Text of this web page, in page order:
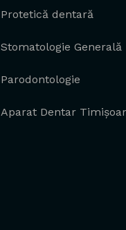
Protetică dentară
Stomatologie Generală
Parodontologie
Aparat Dentar